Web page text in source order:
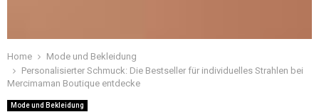
Home
Mode und Bekleidung
Personalisierter Schmuck: Die Bestseller für individuelles Strahlen bei
Mercimaman Boutique entdecke
Mode und Bekleidung